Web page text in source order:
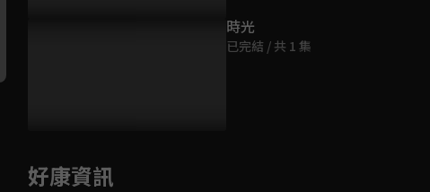
時光
已完結 / 共 1 集
好康資訊